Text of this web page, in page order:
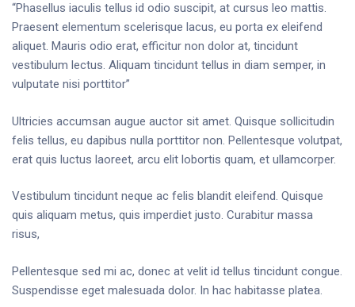
“Phasellus iaculis tellus id odio suscipit, at cursus leo mattis.
Praesent elementum scelerisque lacus, eu porta ex eleifend
aliquet. Mauris odio erat, efficitur non dolor at, tincidunt
vestibulum lectus. Aliquam tincidunt tellus in diam semper, in
vulputate nisi porttitor”
Ultricies accumsan augue auctor sit amet. Quisque sollicitudin
felis tellus, eu dapibus nulla porttitor non. Pellentesque volutpat,
erat quis luctus laoreet, arcu elit lobortis quam, et ullamcorper.
Vestibulum tincidunt neque ac felis blandit eleifend. Quisque
quis aliquam metus, quis imperdiet justo. Curabitur massa
risus,
Pellentesque sed mi ac, donec at velit id tellus tincidunt congue.
Suspendisse eget malesuada dolor. In hac habitasse platea.